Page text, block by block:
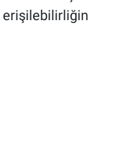
erişilebilirliğin